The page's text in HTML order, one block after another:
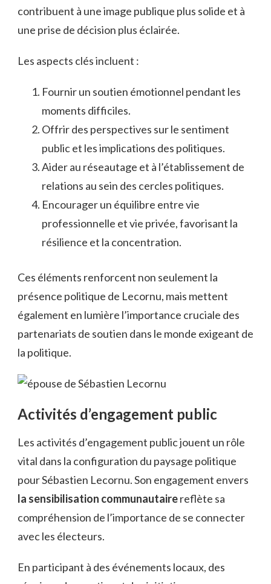
contribuent à une image publique plus solide et à
une prise de décision plus éclairée.
Les aspects clés incluent :
Fournir un soutien émotionnel pendant les
moments difficiles.
Offrir des perspectives sur le sentiment
public et les implications des politiques.
Aider au réseautage et à l’établissement de
relations au sein des cercles politiques.
Encourager un équilibre entre vie
professionnelle et vie privée, favorisant la
résilience et la concentration.
Ces éléments renforcent non seulement la
présence politique de Lecornu, mais mettent
également en lumière l’importance cruciale des
partenariats de soutien dans le monde exigeant de
la politique.
Activités d’engagement public
Les activités d’engagement public jouent un rôle
vital dans la configuration du paysage politique
pour Sébastien Lecornu. Son engagement envers
la sensibilisation communautairereflète sa
compréhension de l’importance de se connecter
avec les électeurs.
En participant à des événements locaux, des